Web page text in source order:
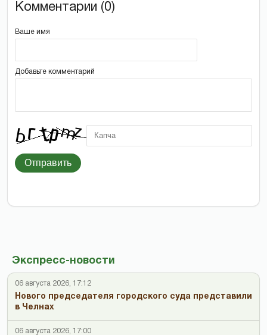
Экспресс-новости
06 августа 2026, 17:12
Нового председателя городского суда представили
в Челнах
06 августа 2026, 17:00
Комментарии (0)
Ваше имя
Добавьте комментарий
Отправить